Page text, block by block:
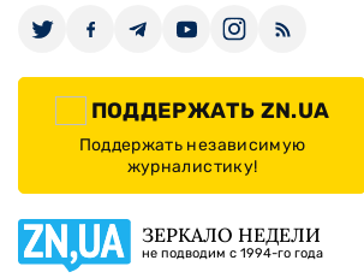
ПОДДЕРЖАТЬ ZN.UA
Поддержать независимую
журналистику!
ЗЕРКАЛО НЕДЕЛИ
не подводим с 1994-го года